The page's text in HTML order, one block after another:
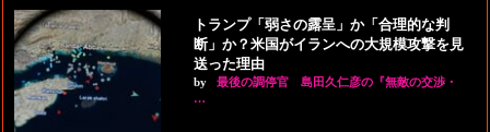
トランプ「弱さの露呈」か「合理的な判
断」か？米国がイランへの大規模攻撃を見
送った理由
by
最後の調停官 島田久仁彦の『無敵の交渉・
…